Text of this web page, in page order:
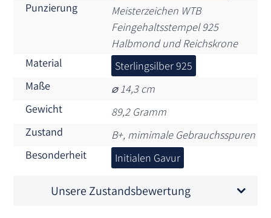
Punzierung
Meisterzeichen WTB
Feingehaltsstempel 925
Halbmond und Reichskrone
Material
Sterlingsilber 925
Maße
⌀ 14,3 cm
Gewicht
89,2 Gramm
Zustand
B+, mimimale Gebrauchsspuren
Besonderheit
Initialen Gavur
Unsere Zustandsbewertung